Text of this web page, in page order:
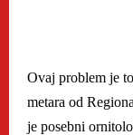
Ovaj problem je
metara od
je posebni